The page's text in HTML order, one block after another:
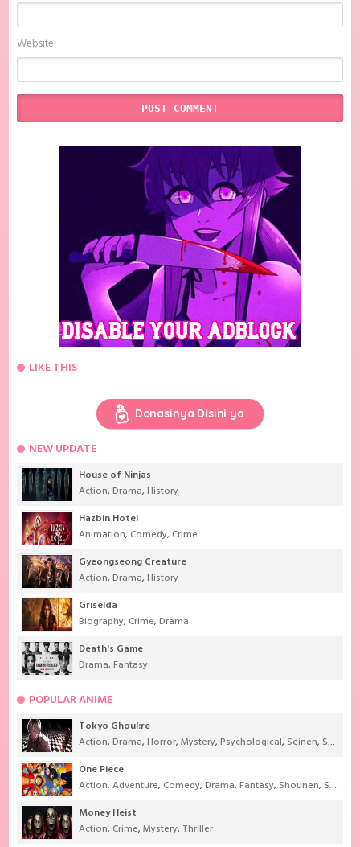
Website
LIKE THIS
Donasinya Disini ya
NEW UPDATE
House of Ninjas
Action,Drama,History
Hazbin Hotel
Animation, Comedy, Crime
Gyeongseong Creature
Action,Drama,History
Griselda
Biography, Crime,Drama
Death's Game
Drama,Fantasy
POPULAR ANIME
Tokyo Ghoul:re
Action,Drama,Horror,Mystery,Psychological, Seinen, Supernatural
One Piece
Action,Adventure, Comedy,Drama,Fantasy, Shounen, Super Power
Money Heist
Action, Crime,Mystery, Thriller